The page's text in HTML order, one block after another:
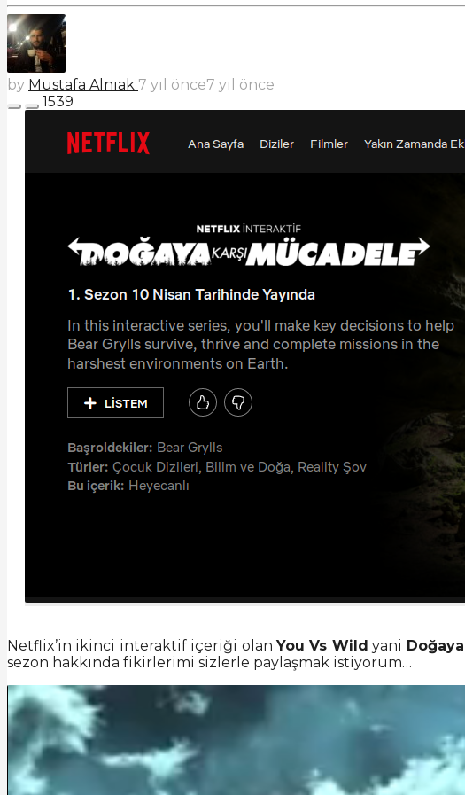
by Mustafa Alnıak 7 yıl önce7 yıl önce
1539
Netflix’in ikinci interaktif içeriği olan You Vs Wild yani Doğaya
sezon hakkında fikirlerimi sizlerle paylaşmak istiyorum…